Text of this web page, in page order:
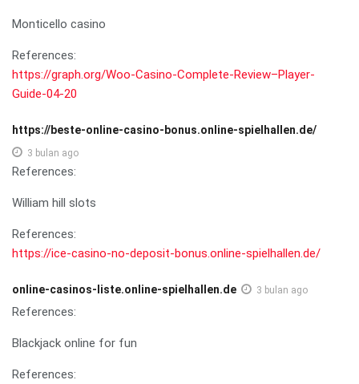
Monticello casino
References:
https://graph.org/Woo-Casino-Complete-Review–Player-
Guide-04-20
https://beste-online-casino-bonus.online-spielhallen.de/
3 bulan ago
References:
William hill slots
References:
https://ice-casino-no-deposit-bonus.online-spielhallen.de/
online-casinos-liste.online-spielhallen.de 3 bulan ago
References:
Blackjack online for fun
References: